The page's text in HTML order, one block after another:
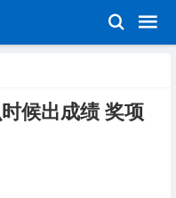
候出成绩 奖项